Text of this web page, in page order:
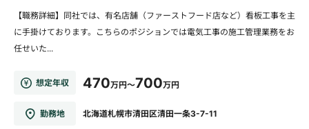
【職務詳細】同社では、有名店舗（ファーストフード店など）看板工事を主
に手掛けております。こちらのポジションでは電気工事の施工管理業務をお
任せいた...
想定年収 470万円～700万円
勤務地 北海道札幌市清田区清田一条3-7-11